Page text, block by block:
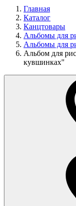
Главная
Каталог
Канцтовары
Альбомы для
Альбомы для
Альбом для
кувшинках"